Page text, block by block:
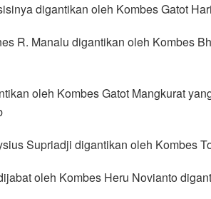
digantikan oleh Kombes Gatot
R. Manalu digantikan oleh Kombes
oleh Kombes Gatot Mangkurat
Supriadji digantikan oleh Kombes
oleh Kombes Heru Novianto